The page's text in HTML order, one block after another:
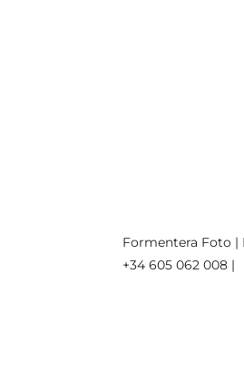
Formentera Foto |
+34 605 062 008 |